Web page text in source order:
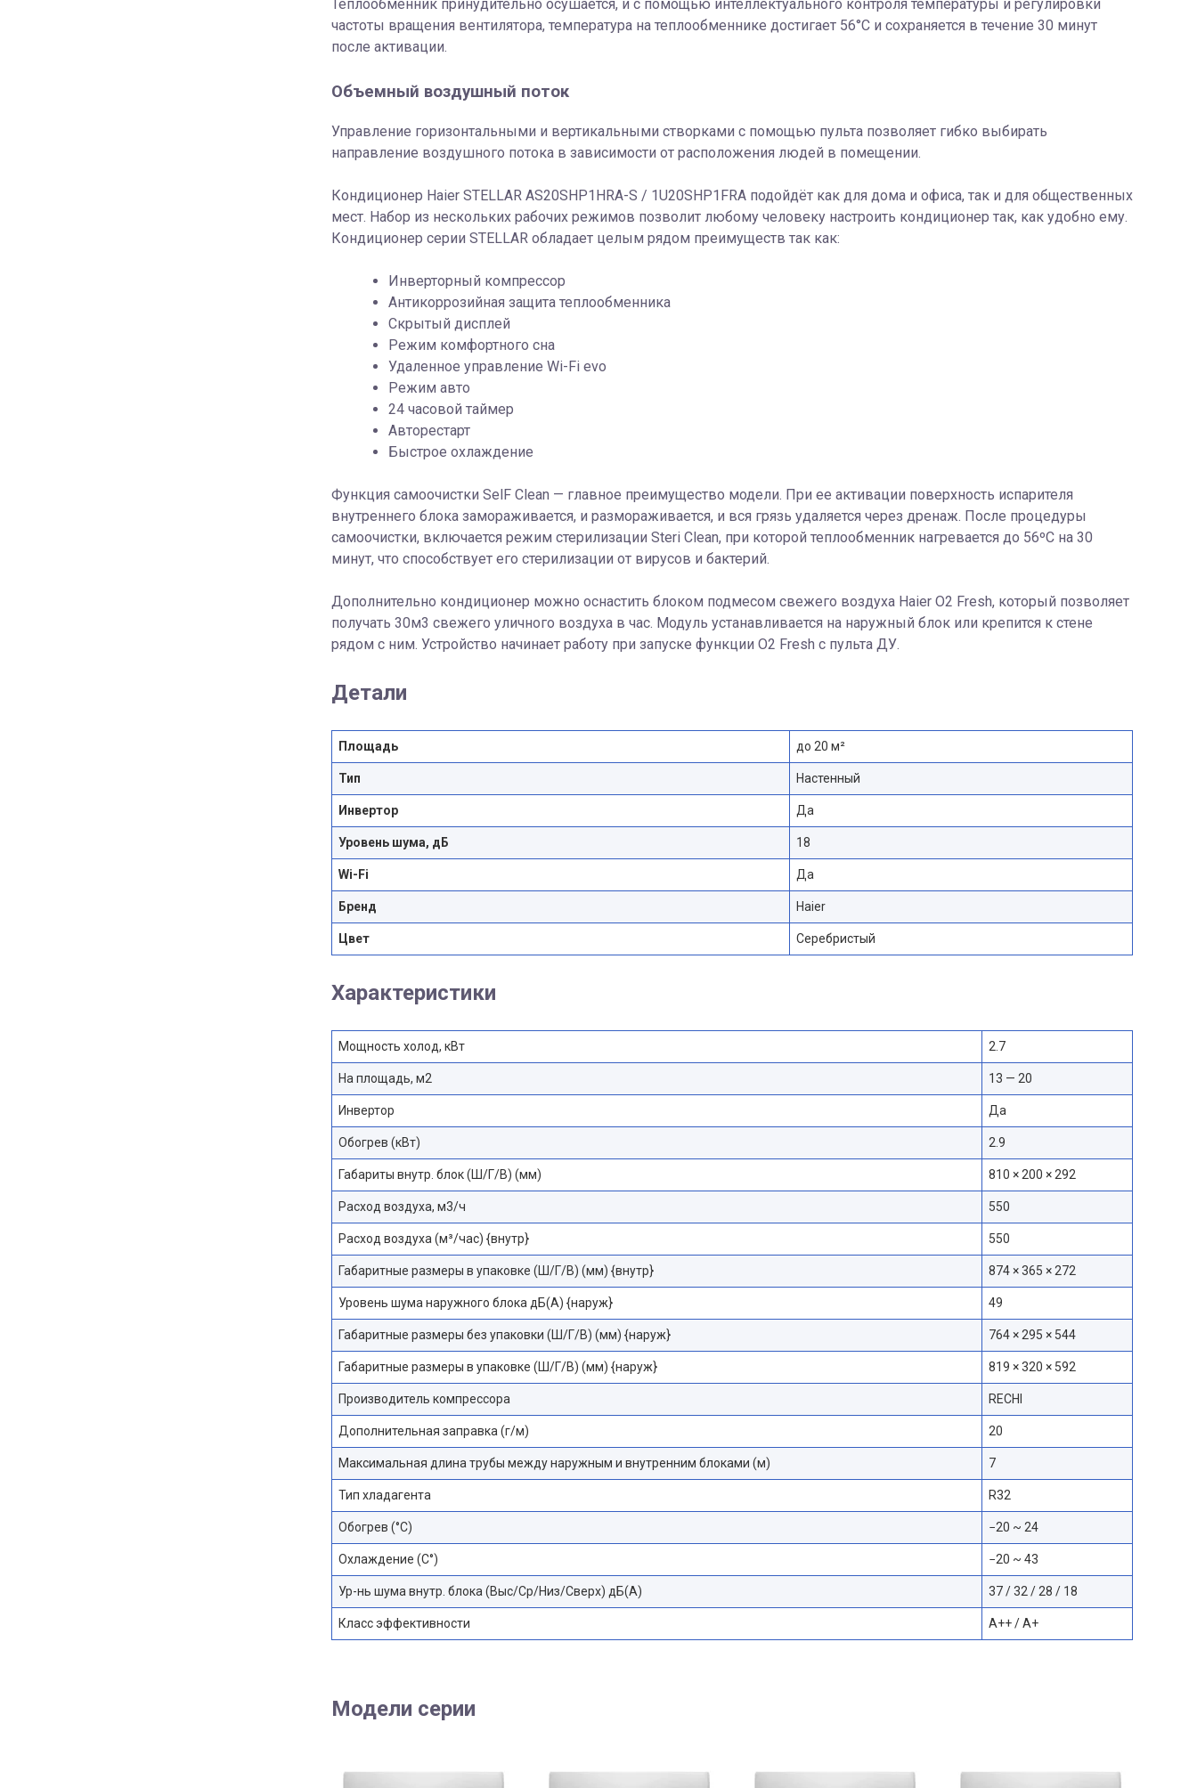
Теплообменник принудительно осушается, и с помощью интеллектуального контроля температуры и регулировки
частоты вращения вентилятора, температура на теплообменнике достигает 56°С и сохраняется в течение 30 минут
после активации.
Объемный воздушный поток
Управление горизонтальными и вертикальными створками с помощью пульта позволяет гибко выбирать
направление воздушного потока в зависимости от расположения людей в помещении.
Кондиционер Haier STELLAR AS20SHP1HRA-S / 1U20SHP1FRA подойдёт как для дома и офиса, так и для общественных
мест. Набор из нескольких рабочих режимов позволит любому человеку настроить кондиционер так, как удобно ему.
Кондиционер серии STELLAR обладает целым рядом преимуществ так как:
Инверторный компрессор
Антикоррозийная защита теплообменника
Скрытый дисплей
Режим комфортного сна
Удаленное управление Wi-Fi evo
Режим авто
24 часовой таймер
Авторестарт
Быстрое охлаждение
Функция самоочистки SelF Clean — главное преимущество модели. При ее активации поверхность испарителя
внутреннего блока замораживается, и размораживается, и вся грязь удаляется через дренаж. После процедуры
самоочистки, включается режим стерилизации Steri Clean, при которой теплообменник нагревается до 56ºС на 30
минут, что способствует его стерилизации от вирусов и бактерий.
Дополнительно кондиционер можно оснастить блоком подмесом свежего воздуха Haier O2 Fresh, который позволяет
получать 30м3 свежего уличного воздуха в час. Модуль устанавливается на наружный блок или крепится к стене
рядом с ним. Устройство начинает работу при запуске функции O2 Fresh с пульта ДУ.
Детали
Площадь до 20 м²
Тип Настенный
Инвертор Да
Уровень шума, дБ 18
Wi-Fi Да
Бренд Haier
Цвет Серебристый
Характеристики
Мощность холод, кВт 2.7
На площадь, м2 13 — 20
Инвертор Да
Обогрев (кВт) 2.9
Габариты внутр. блок (Ш/Г/В) (мм) 810 × 200 × 292
Расход воздуха, м3/ч 550
Расход воздуха (м³/час) {внутр} 550
Габаритные размеры в упаковке (Ш/Г/В) (мм) {внутр} 874 × 365 × 272
Уровень шума наружного блока дБ(А) {наруж} 49
Габаритные размеры без упаковки (Ш/Г/В) (мм) {наруж} 764 × 295 × 544
Габаритные размеры в упаковке (Ш/Г/В) (мм) {наруж} 819 × 320 × 592
Производитель компрессора RECHI
Дополнительная заправка (г/м) 20
Максимальная длина трубы между наружным и внутренним блоками (м) 7
Тип хладагента R32
Обогрев (°С) −20 ~ 24
Охлаждение (С°) −20 ~ 43
Ур-нь шума внутр. блока (Выс/Ср/Низ/Сверх) дБ(А) 37 / 32 / 28 / 18
Класс эффективности A++ / A+
Модели серии